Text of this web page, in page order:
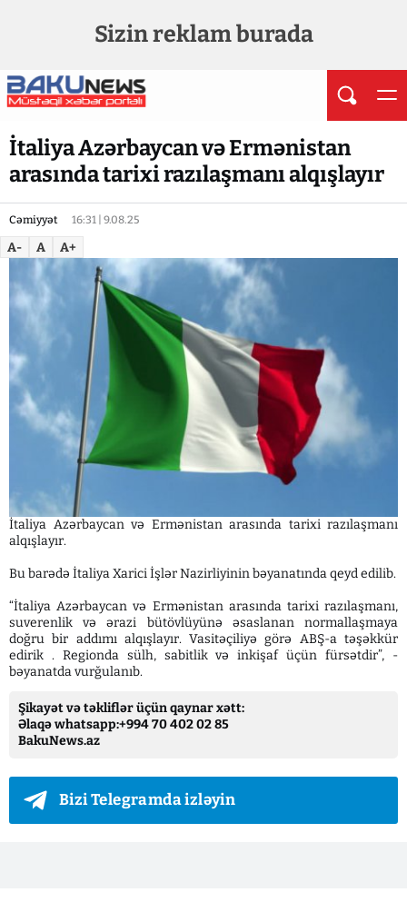
Sizin reklam burada
İtaliya Azərbaycan və Ermənistan
arasında tarixi razılaşmanı alqışlayır
Cəmiyyət 16:31 | 9.08.25
A- A A+
İtaliya Azərbaycan və Ermənistan arasında tarixi razılaşmanı
alqışlayır.
Bu barədə İtaliya Xarici İşlər Nazirliyinin bəyanatında qeyd edilib.
“İtaliya Azərbaycan və Ermənistan arasında tarixi razılaşmanı,
suverenlik və ərazi bütövlüyünə əsaslanan normallaşmaya
doğru bir addımı alqışlayır. Vasitəçiliyə görə ABŞ-a təşəkkür
edirik . Regionda sülh, sabitlik və inkişaf üçün fürsətdir”, -
bəyanatda vurğulanıb.
Şikayət və təkliflər üçün qaynar xətt:
Əlaqə whatsapp:+994 70 402 02 85
BakuNews.az
Bizi Telegramda izləyin